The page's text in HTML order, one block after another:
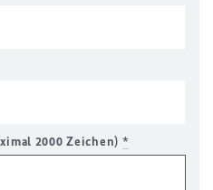
2000 Zeichen) *